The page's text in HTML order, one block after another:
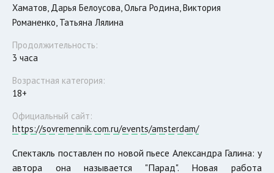
Хаматов, Дарья Белоусова, Ольга Родина, Виктория
Романенко, Татьяна Лялина
Продолжительность:
3 часа
Возрастная категория:
18+
Официальный сайт:
https://sovremennik.com.ru/events/amsterdam/
Спектакль поставлен по новой пьесе Александра Галина: у
автора она называется "Парад". Новая работа